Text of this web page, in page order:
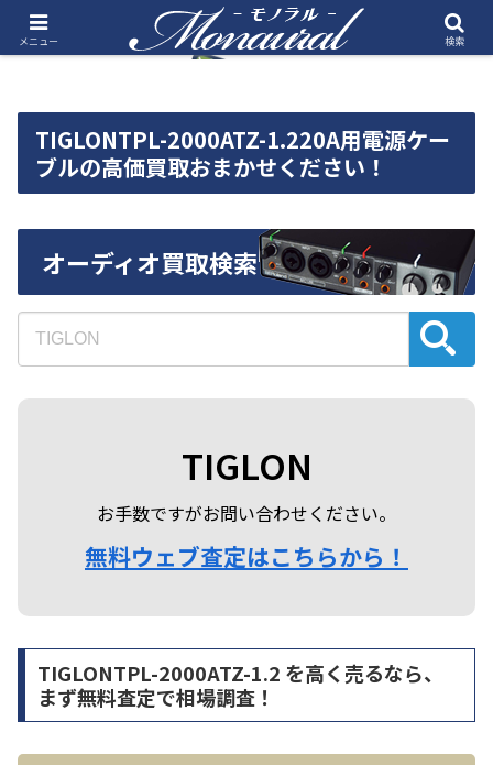
TIGLONTPL-2000ATZ-1.220A用電源ケー
ブルの高価買取おまかせください！
オーディオ買取検索
TIGLON
お手数ですがお問い合わせください。
無料ウェブ査定はこちらから！
TIGLONTPL-2000ATZ-1.2 を高く売るなら、
まず無料査定で相場調査！
メニュー 検索